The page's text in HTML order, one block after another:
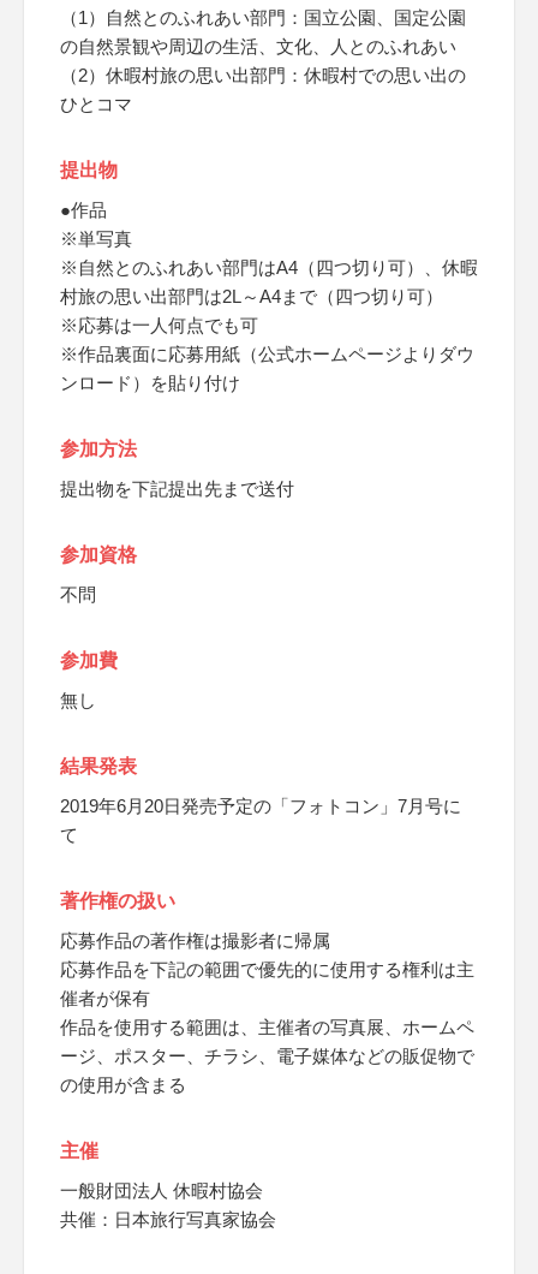
（1）自然とのふれあい部門：国立公園、国定公園
の自然景観や周辺の生活、文化、人とのふれあい
（2）休暇村旅の思い出部門：休暇村での思い出の
ひとコマ
提出物
●作品
※単写真
※自然とのふれあい部門はA4（四つ切り可）、休暇
村旅の思い出部門は2L～A4まで（四つ切り可）
※応募は一人何点でも可
※作品裏面に応募用紙（公式ホームページよりダウ
ンロード）を貼り付け
参加方法
提出物を下記提出先まで送付
参加資格
不問
参加費
無し
結果発表
2019年6月20日発売予定の「フォトコン」7月号に
て
著作権の扱い
応募作品の著作権は撮影者に帰属
応募作品を下記の範囲で優先的に使用する権利は主
催者が保有
作品を使用する範囲は、主催者の写真展、ホームペ
ージ、ポスター、チラシ、電子媒体などの販促物で
の使用が含まる
主催
一般財団法人 休暇村協会
共催：日本旅行写真家協会